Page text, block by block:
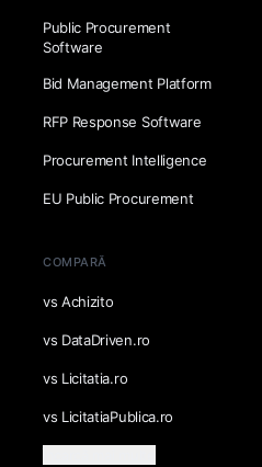
Public Procurement
Software
Bid Management Platform
RFP Response Software
Procurement Intelligence
EU Public Procurement
COMPARĂ
vs Achizito
vs DataDriven.ro
vs Licitatia.ro
vs LicitatiaPublica.ro